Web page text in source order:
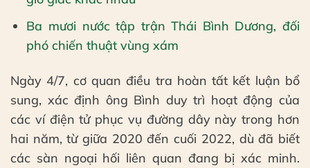
Ba mươi nước tập trận Thái Bình Dương, đối
phó chiến thuật vùng xám
Ngày 4/7, cơ quan điều tra hoàn tất kết luận bổ
sung, xác định ông Bình duy trì hoạt động của
các ví điện tử phục vụ đường dây này trong hơn
hai năm, từ giữa 2020 đến cuối 2022, dù đã biết
các sàn ngoại hối liên quan đang bị xác minh.